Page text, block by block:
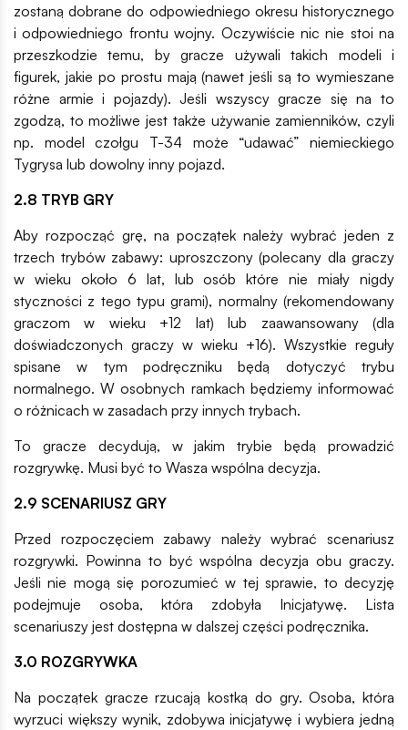
zostaną dobrane do odpowiedniego okresu historycznego
i odpowiedniego frontu wojny. Oczywiście nic nie stoi na
przeszkodzie temu, by gracze używali takich modeli i
figurek, jakie po prostu mają (nawet jeśli są to wymieszane
różne armie i pojazdy). Jeśli wszyscy gracze się na to
zgodzą, to możliwe jest także używanie zamienników, czyli
np. model czołgu T-34 może “udawać” niemieckiego
Tygrysa lub dowolny inny pojazd.
2.8 TRYB GRY
Aby rozpocząć grę, na początek należy wybrać jeden z
trzech trybów zabawy: uproszczony (polecany dla graczy
w wieku około 6 lat, lub osób które nie miały nigdy
styczności z tego typu grami), normalny (rekomendowany
graczom w wieku +12 lat) lub zaawansowany (dla
doświadczonych graczy w wieku +16). Wszystkie reguły
spisane w tym podręczniku będą dotyczyć trybu
normalnego. W osobnych ramkach będziemy informować
o różnicach w zasadach przy innych trybach.
To gracze decydują, w jakim trybie będą prowadzić
rozgrywkę. Musi być to Wasza wspólna decyzja.
2.9 SCENARIUSZ GRY
Przed rozpoczęciem zabawy należy wybrać scenariusz
rozgrywki. Powinna to być wspólna decyzja obu graczy.
Jeśli nie mogą się porozumieć w tej sprawie, to decyzję
podejmuje osoba, która zdobyła Inicjatywę. Lista
scenariuszy jest dostępna w dalszej części podręcznika.
3.0 ROZGRYWKA
Na początek gracze rzucają kostką do gry. Osoba, która
wyrzuci większy wynik, zdobywa inicjatywę i wybiera jedną